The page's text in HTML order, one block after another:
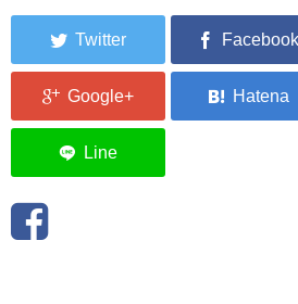
編みっ娘たち紹介
KRA BLOG
リンク
お問い合わせ